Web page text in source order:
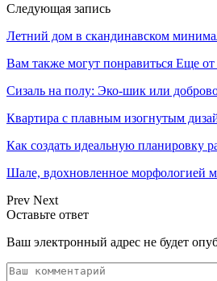
Следующая запись
Летний дом в скандинавском
Вам также могут понравиться Еще от
Сизаль на полу: Эко-шик или
Квартира с плавным изогнутым
Как создать идеальную планировку
Шале, вдохновленное морфологией
Prev Next
Оставьте ответ
Ваш электронный адрес не будет